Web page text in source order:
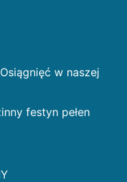
w naszej
festyn pełen